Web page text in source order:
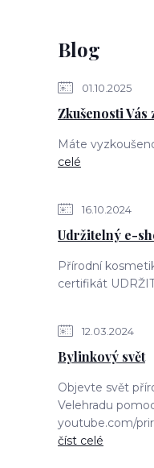
Blog
01.10.2025
Zkušenosti Vás
Máte
celé
16.10.2024
Udržitelný e-
Přírodní
certifikát
12.03.2024
Bylinkový svět
Objevte svět
Velehradu
youtube.com/
číst celé